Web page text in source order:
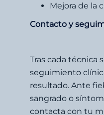
Mejora de la
Contacto y
Tras cada técnica
seguimiento
resultado. Ante
sangrado o
contacta con tu